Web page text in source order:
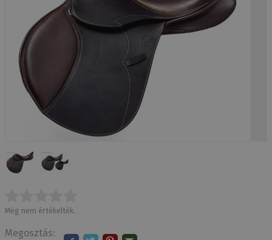
Még nem értékelték.
Megosztás: